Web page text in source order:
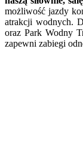
możliwość jazdy
atrakcji wodnych.
oraz Park Wodny
zapewni zabiegi